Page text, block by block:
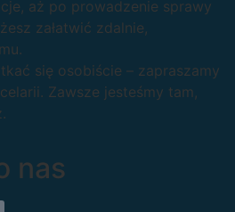
aż po prowadzenie sprawy
załatwić zdalnie,
się osobiście – zapraszamy
Zawsze jesteśmy tam,
nas